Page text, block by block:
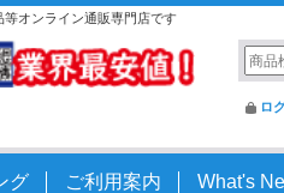
オンライン通販専門店です
ロ
グ ご利用案内 What's